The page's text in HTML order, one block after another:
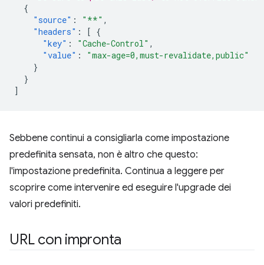
{
"source" : "**" ,
"headers" : [ {
"key" : "Cache-Control" ,
"value" :
"max-age=0,must-revalidate,public"
}
}
]
Sebbene continui a consigliarla come impostazione
predefinita sensata, non è altro che questo:
l'impostazione predefinita. Continua a leggere per
scoprire come intervenire ed eseguire l'upgrade dei
valori predefiniti.
URL con impronta